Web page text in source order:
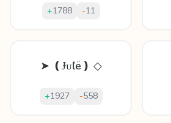
+1788 -11
➤ ❪Ɉᴜľë❫ ◇
+1927 -558